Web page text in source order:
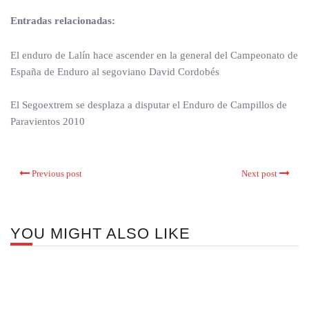
Entradas relacionadas:
El enduro de Lalín hace ascender en la general del Campeonato de
España de Enduro al segoviano David Cordobés
El Segoextrem se desplaza a disputar el Enduro de Campillos de
Paravientos 2010
Previous post Next post
YOU MIGHT ALSO LIKE